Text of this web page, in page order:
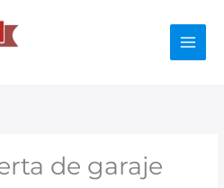
de garaje